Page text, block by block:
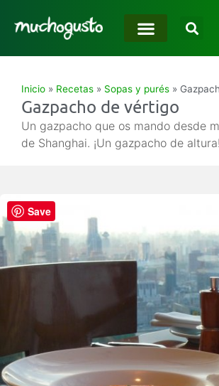
Inicio » Recetas » Sopas y purés »
Gazpacho de vértigo
Un gazpacho que os mando desde
de Shanghai. ¡Un gazpacho de altura!
Save